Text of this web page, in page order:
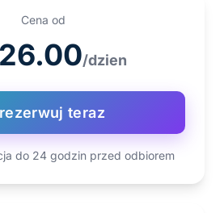
Cena od
/dzien
teraz
do 24 godzin przed odbiorem